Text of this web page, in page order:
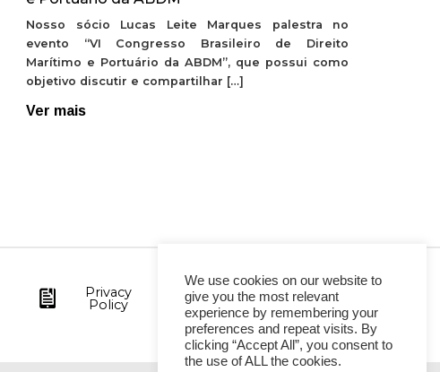
Nosso sócio Lucas Leite Marques palestra no
evento “VI Congresso Brasileiro de Direito
Marítimo e Portuário da ABDM”, que possui como
objetivo discutir e compartilhar […]
Ver mais
Privacy
Policy
We use cookies on our website to
give you the most relevant
experience by remembering your
preferences and repeat visits. By
clicking “Accept All”, you consent to
the use of ALL the cookies.